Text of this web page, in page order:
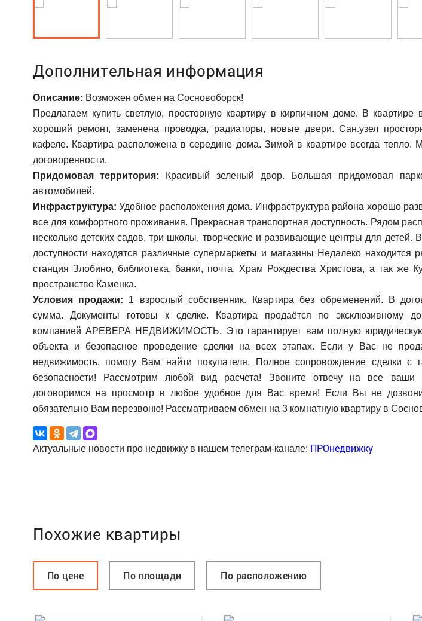
Дополнительная информация
Описание: Возможен обмен на Сосновоборск!
Предлагаем купить светлую, просторную квартиру в кирпичном доме. В квартире
хороший ремонт, заменена проводка, радиаторы, новые двери. Сан.узел
кафеле. Квартира расположена в середине дома. Зимой в квартире всегда тепло.
договоренности.
Придомовая территория: Красивый зеленый двор. Большая придомовая
автомобилей.
Инфраструктура: Удобное расположения дома. Инфраструктура района хорошо
все для комфортного проживания. Прекрасная транспортная доступность. Рядом
несколько детских садов, три школы, творческие и развивающие центры для детей.
доступности находятся различные супермаркеты и магазины Недалеко находится
станция Злобино, библиотека, банки, почта, Храм Рождества Христова, а так же
пространство Каменка.
Условия продажи: 1 взрослый собственник. Квартира без обременений. В
сумма. Документы готовы к сделке. Квартира продаётся по эксклюзивному
компанией АРЕВЕРА НЕДВИЖИМОСТЬ. Это гарантирует вам полную юридическую
объекта и безопасное проведение сделки на всех этапах. Если у Вас не
недвижимость, помогу Вам найти покупателя. Полное сопровождение сделки с
безопасности! Рассмотрим любой вид расчета! Звоните отвечу на все ваши
договоримся на просмотр в любое удобное для Вас время! Если Вы не
обязательно Вам перезвоню! Рассматриваем обмен на 3 комнатную квартиру в
Актуальные новости про недвижку в нашем телеграм-канале: ПРОнедвижку
Похожие квартиры
По цене По площади По расположению